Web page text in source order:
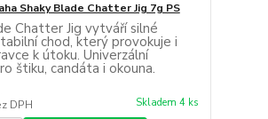
Shaky Blade Chatter Jig 7g PS
Chatter Jig vytváří silné
chod, který provokuje i
k útoku. Univerzální
štiku, candáta i okouna.
DPH Skladem 4 ks